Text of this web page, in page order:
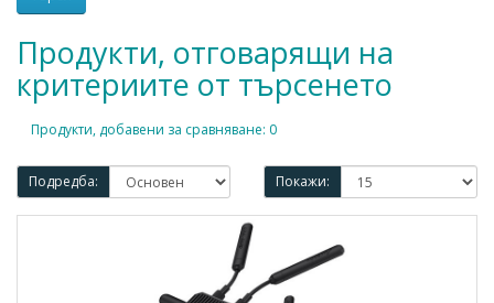
Продукти, отговарящи на
критериите от търсенето
Продукти, добавени за сравняване: 0
Подредба: Покажи: